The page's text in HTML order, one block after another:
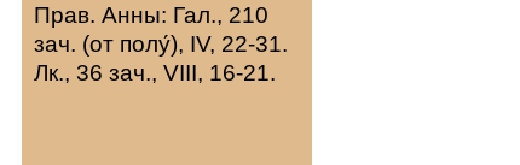
Прав. Анны: Гал., 210
зач. (от полу́), IV, 22-31.
Лк., 36 зач., VIII, 16-21.